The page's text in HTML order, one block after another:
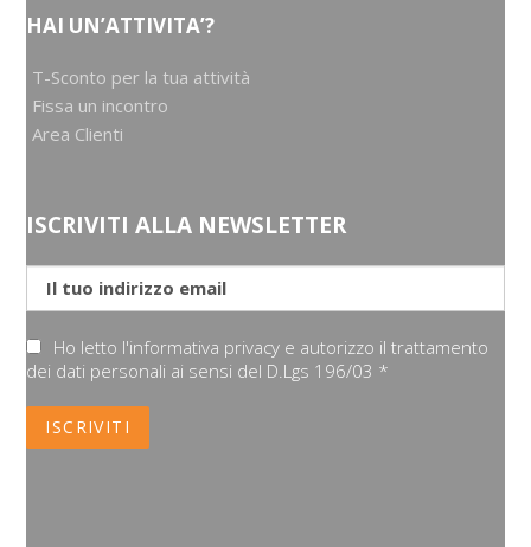
HAI UN’ATTIVITA’?
T-Sconto per la tua attività
Fissa un incontro
Area Clienti
ISCRIVITI ALLA NEWSLETTER
Ho letto l'informativa privacy e autorizzo il trattamento
dei dati personali ai sensi del D.Lgs 196/03 *